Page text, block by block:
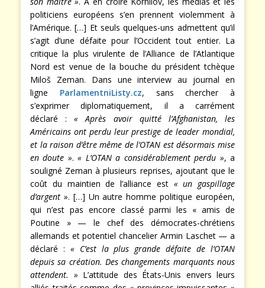
politiciens européens s’en prennent violemment à
l’Amérique. […] Et seuls quelques-uns admettent qu’il
s’agit d’une défaite pour l’Occident tout entier. La
critique la plus virulente de l’Alliance de l’Atlantique
Nord est venue de la bouche du président tchèque
Miloš Zeman. Dans une interview au journal en
ligne ParlamentniListy.cz, sans chercher à
s’exprimer diplomatiquement, il a carrément
déclaré :« Après avoir quitté l’Afghanistan, les
Américains ont perdu leur prestige de leader mondial,
et la raison d’être même de l’OTAN est désormais mise
en doute ».« L’OTAN a considérablement perdu », a
souligné Zeman à plusieurs reprises, ajoutant que le
coût du maintien de l’alliance est « un gaspillage
d’argent ». […] Un autre homme politique européen,
qui n’est pas encore classé parmi les « amis de
Poutine » — le chef des démocrates-chrétiens
allemands et potentiel chancelier Armin Laschet — a
déclaré : « C’est la plus grande défaite de l’OTAN
depuis sa création. Des changements marquants nous
attendent. » L’attitude des États-Unis envers leurs